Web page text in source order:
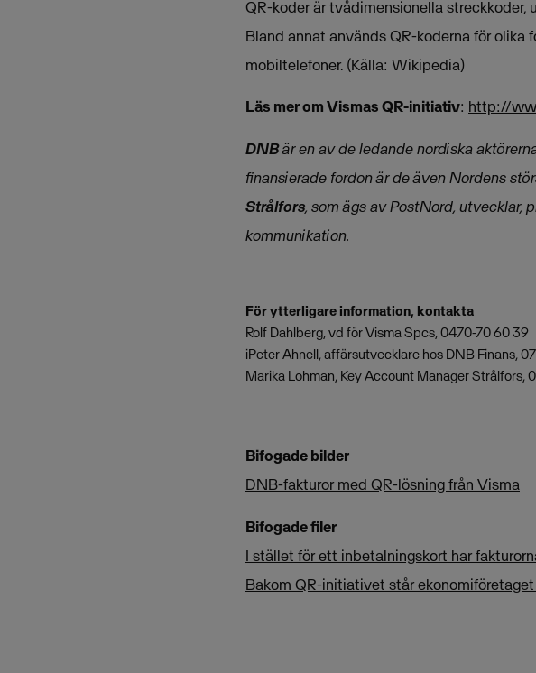
QR-koder är tvådimensionella
Bland annat används QR-koderna för
mobiltelefoner. (Källa: Wikipedia)
Läs mer om Vismas QR-initiativ: http://
DNBär en av de ledande nordiska
finansierade fordon är de även Nordens
Strålfors, som ägs av PostNord, utvecklar,
kommunikation.
För ytterligare information, kontakta
Rolf Dahlberg, vd för Visma Spcs, 0470-70 60 39
iPeter Ahnell, affärsutvecklare hos DNB Finans,
Marika Lohman, Key Account Manager Strålfors,
Bifogade bilder
DNB-fakturor med QR-lösning från Visma
Bifogade filer
I stället för ett inbetalningskort har
Bakom QR-initiativet står